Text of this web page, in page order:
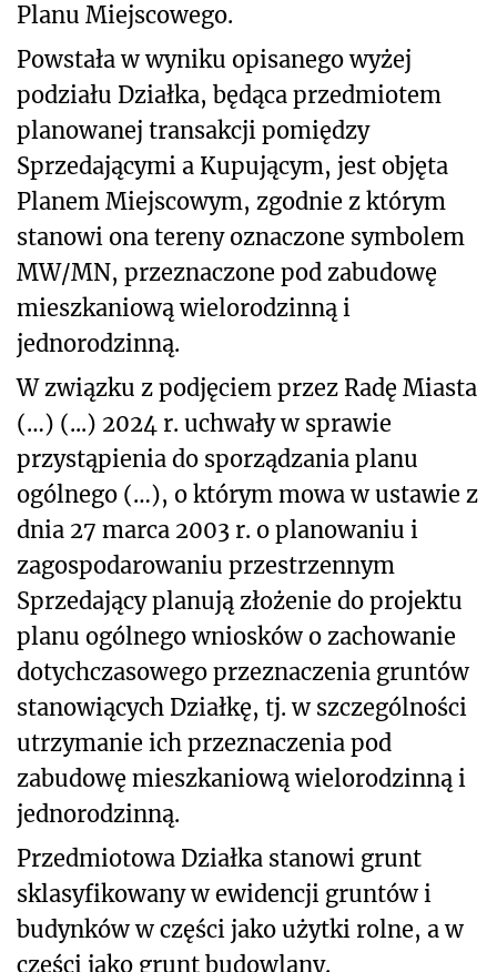
Planu Miejscowego.
Powstała w wyniku opisanego wyżej
podziału Działka, będąca przedmiotem
planowanej transakcji pomiędzy
Sprzedającymi a Kupującym, jest objęta
Planem Miejscowym, zgodnie z którym
stanowi ona tereny oznaczone symbolem
MW/MN, przeznaczone pod zabudowę
mieszkaniową wielorodzinną i
jednorodzinną.
W związku z podjęciem przez Radę Miasta
(…) (...) 2024 r. uchwały w sprawie
przystąpienia do sporządzania planu
ogólnego (…), o którym mowa w ustawie z
dnia 27 marca 2003 r. o planowaniu i
zagospodarowaniu przestrzennym
Sprzedający planują złożenie do projektu
planu ogólnego wniosków o zachowanie
dotychczasowego przeznaczenia gruntów
stanowiących Działkę, tj. w szczególności
utrzymanie ich przeznaczenia pod
zabudowę mieszkaniową wielorodzinną i
jednorodzinną.
Przedmiotowa Działka stanowi grunt
sklasyfikowany w ewidencji gruntów i
budynków w części jako użytki rolne, a w
części jako grunt budowlany.